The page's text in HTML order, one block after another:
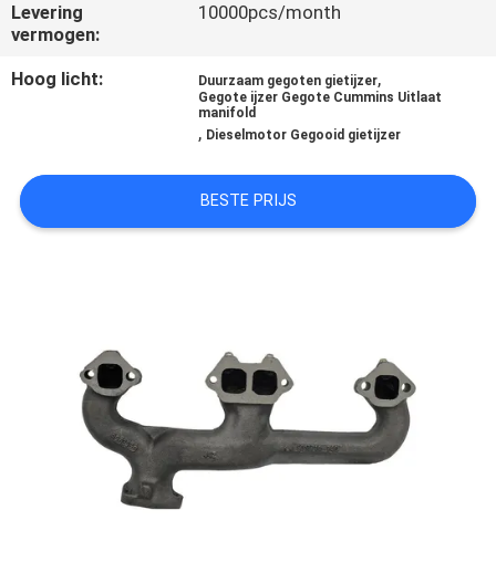
NIEUWS
OFFERTE
Levering
vermogen:
10000pcs/month
Hoog licht: Duurzaam gegoten gietijzer,
Gegote ijzer Gegote Cummins Uitlaat
manifold
, Dieselmotor Gegooid gietijzer
BESTE PRIJS